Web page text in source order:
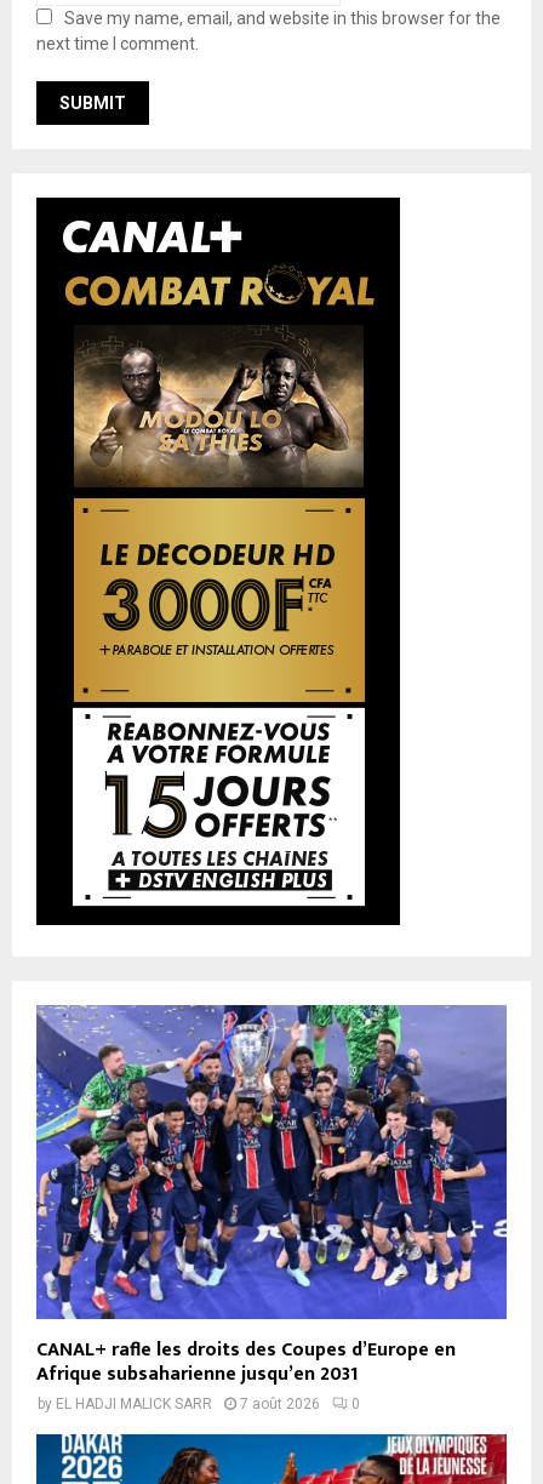
Save my name, email, and website in this browser for the
next time I comment.
CANAL+ rafle les droits des Coupes d’Europe en
Afrique subsaharienne jusqu’en 2031
by EL HADJI MALICK SARR 7 août 2026 0